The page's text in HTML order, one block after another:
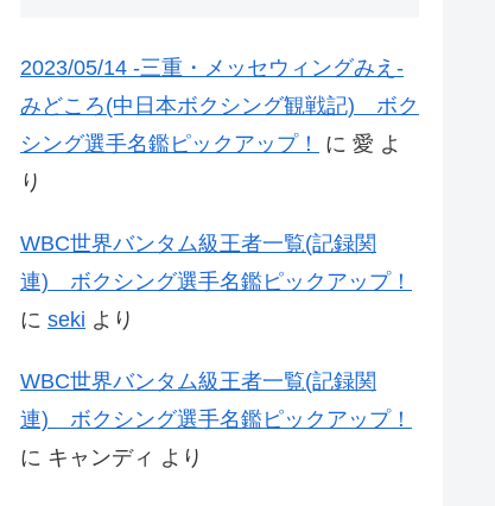
2023/05/14 -三重・メッセウィングみえ-
みどころ(中日本ボクシング観戦記) ボク
シング選手名鑑ピックアップ！
に 愛 よ
り
WBC世界バンタム級王者一覧(記録関
連) ボクシング選手名鑑ピックアップ！
に seki より
WBC世界バンタム級王者一覧(記録関
連) ボクシング選手名鑑ピックアップ！
に キャンディ より